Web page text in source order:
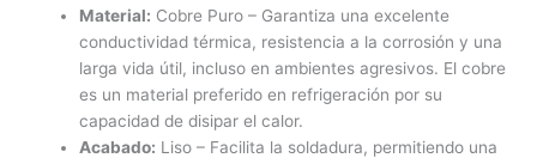
Material: Cobre Puro – Garantiza una excelente
conductividad térmica, resistencia a la corrosión y una
larga vida útil, incluso en ambientes agresivos. El cobre
es un material preferido en refrigeración por su
capacidad de disipar el calor.
Acabado: Liso – Facilita la soldadura, permitiendo una